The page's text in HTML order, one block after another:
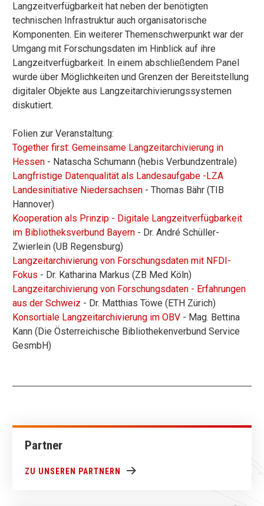
Langzeitverfügbarkeit hat neben der benötigten
technischen Infrastruktur auch organisatorische
Komponenten. Ein weiterer Themenschwerpunkt war der
Umgang mit Forschungsdaten im Hinblick auf ihre
Langzeitverfügbarkeit. In einem abschließendem Panel
wurde über Möglichkeiten und Grenzen der Bereitstellung
digitaler Objekte aus Langzeitarchivierungssystemen
diskutiert.
Folien zur Veranstaltung:
Together first: Gemeinsame Langzeitarchivierung in
Hessen - Natascha Schumann (hebis Verbundzentrale)
Langfristige Datenqualität als Landesaufgabe -LZA
Landesinitiative Niedersachsen - Thomas Bähr (TIB
Hannover)
Kooperation als Prinzip - Digitale Langzeitverfügbarkeit
im Bibliotheksverbund Bayern - Dr. André Schüller-
Zwierlein (UB Regensburg)
Langzeitarchivierung von Forschungsdaten mit NFDI-
Fokus - Dr. Katharina Markus (ZB Med Köln)
Langzeitarchivierung von Forschungsdaten - Erfahrungen
aus der Schweiz - Dr. Matthias Töwe (ETH Zürich)
Konsortiale Langzeitarchivierung im OBV - Mag. Bettina
Kann (Die Österreichische Bibliothekenverbund Service
GesmbH)
Partner
ZU UNSEREN PARTNERN